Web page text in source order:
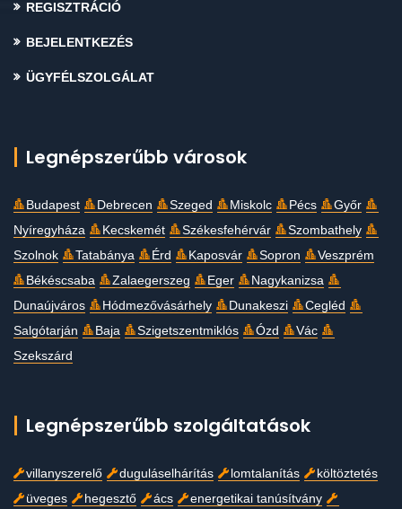
REGISZTRÁCIÓ
BEJELENTKEZÉS
ÜGYFÉLSZOLGÁLAT
Legnépszerűbb városok
Budapest Debrecen Szeged Miskolc Pécs
Győr
Nyíregyháza
Kecskemét Székesfehérvár
Szombathely
Szolnok
Tatabánya Érd Kaposvár Sopron
Veszprém
Békéscsaba
Zalaegerszeg Eger
Nagykanizsa
Dunaújváros
Hódmezővásárhely Dunakeszi
Cegléd
Salgótarján
Baja Szigetszentmiklós Ózd
Vác
Szekszárd
Legnépszerűbb szolgáltatások
villanyszerelő duguláselhárítás lomtalanítás
költöztetés
üveges
hegesztő ács
energetikai tanúsítvány